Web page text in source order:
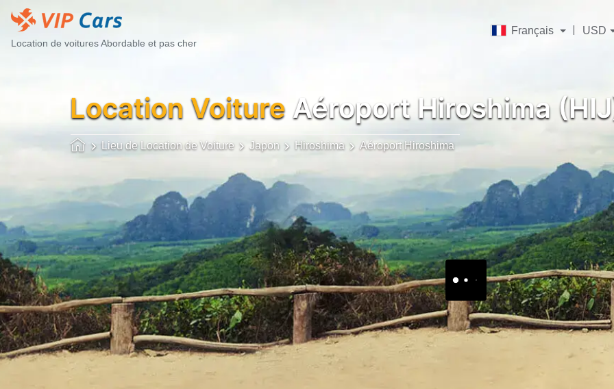
Location de voitures Abordable et pas cher
Français USD
Location Voiture Aéroport Hiroshima
Lieu de Location de Voiture Japon Hiroshima Aéroport Hiroshima